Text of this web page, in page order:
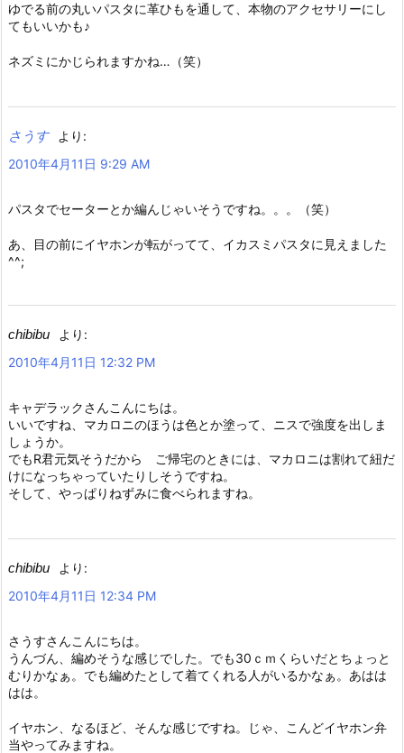
ゆでる前の丸いパスタに革ひもを通して、本物のアクセサリーにし
てもいいかも♪
ネズミにかじられますかね…（笑）
さうす
より:
2010年4月11日 9:29 AM
パスタでセーターとか編んじゃいそうですね。。。（笑）
あ、目の前にイヤホンが転がってて、イカスミパスタに見えました
^^;
chibibu
より:
2010年4月11日 12:32 PM
キャデラックさんこんにちは。
いいですね、マカロニのほうは色とか塗って、ニスで強度を出しま
しょうか。
でもR君元気そうだから ご帰宅のときには、マカロニは割れて紐だ
けになっちゃっていたりしそうですね。
そして、やっぱりねずみに食べられますね。
chibibu
より:
2010年4月11日 12:34 PM
さうすさんこんにちは。
うんづん、編めそうな感じでした。でも30ｃｍくらいだとちょっと
むりかなぁ。でも編めたとして着てくれる人がいるかなぁ。あはは
はは。
イヤホン、なるほど、そんな感じですね。じゃ、こんどイヤホン弁
当やってみますね。